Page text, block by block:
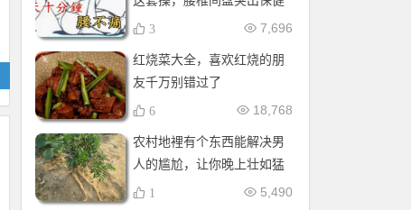
操，全套收好！每天十分钟
7,696
3
红烧菜大全，喜欢红烧的朋
友千万别错过了
18,768
6
农村地裡有个东西能解决男
人的尴尬，让你晚上壮如猛
牛床受不了
5,490
1